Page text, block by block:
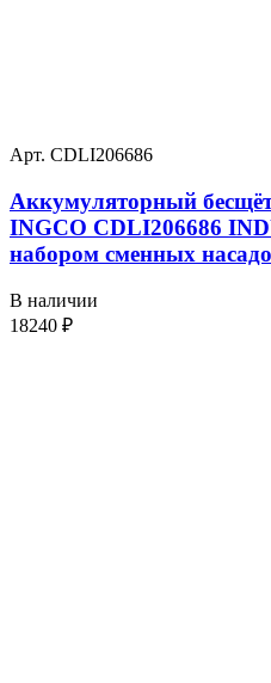
Арт. CDLI206686
Аккумуляторный
INGCO CDLI206686
набором сменных
В наличии
18240 ₽